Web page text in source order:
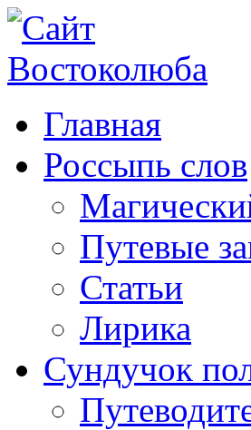
Главная
Россыпь слов
Путевые
Статьи
Лирика
Сундучок